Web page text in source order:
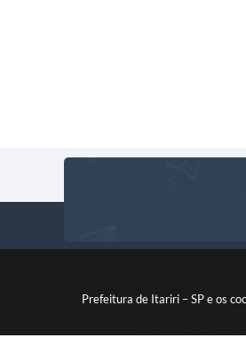
Prefeitura de Itariri – SP e os
LOCALIZAÇÃO